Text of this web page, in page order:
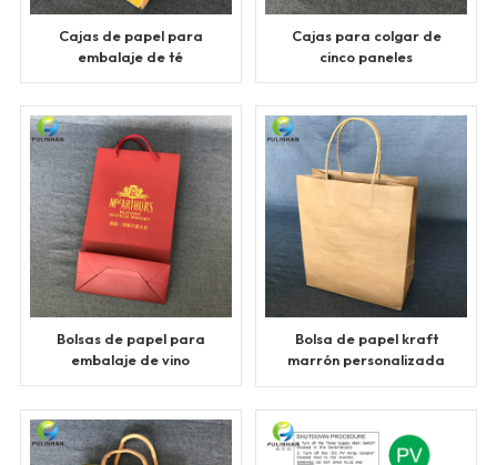
Cajas de papel para
embalaje de té
Cajas para colgar de
cinco paneles
Bolsas de papel para
embalaje de vino
Bolsa de papel kraft
marrón personalizada